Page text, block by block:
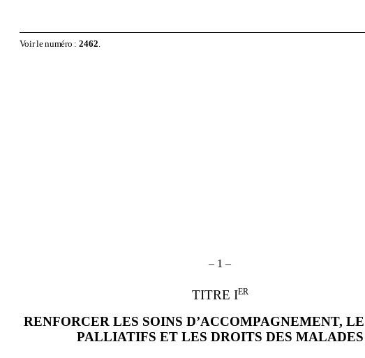
Voir le numéro : 2462
– 1 –
TITRE IER
RENFORCER LES SOINS D’ACCOMPAGNEMENT,
PALLIATIFS ET LES DROITS DES MALADES